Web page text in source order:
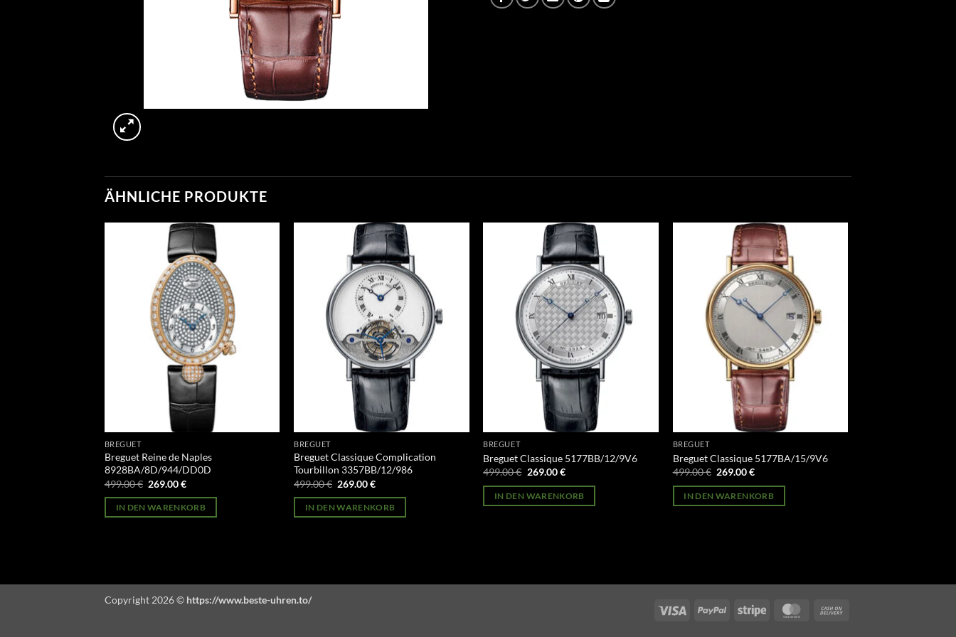
ÄHNLICHE PRODUKTE
BREGUET
Breguet Reine de Naples
8928BA/8D/944/DD0D
499.00€ Ursprünglicher
war:
499.00 €
269.00€Aktueller
ist:
269.00 €.
IN DEN WARENKORB
BREGUET
Breguet Classique Complication
Tourbillon 3357BB/12/986
499.00€ Ursprünglicher
war:
499.00 €
269.00€Aktueller
ist:
269.00 €.
IN DEN WARENKORB
BREGUET
Breguet Classique 5177BB/12/9V6
499.00€ Ursprünglicher
war:
499.00 €
269.00€Aktueller
ist:
269.00 €.
IN DEN WARENKORB
BREGUET
Breguet Classique 5177BA/15/9V6
499.00€ Ursprünglicher
war:
499.00 €
269.00€Aktueller
ist:
269.00 €.
IN DEN WARENKORB
Visa PayPal Stripe MasterCard
Copyright 2026 © https://www.beste-uhren.to/